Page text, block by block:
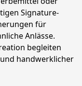
Signature-
für
Anlässe.
begleiten
handwerklicher